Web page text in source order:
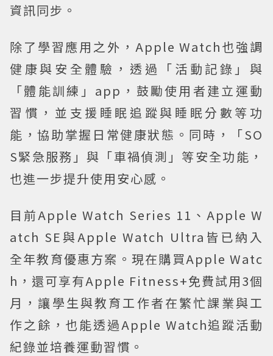
資訊同步。
除了學習應用之外，Apple Watch也強調
健康與安全體驗，透過「活動記錄」與
「體能訓練」app，鼓勵使用者建立運動
習慣，並支援睡眠追蹤與睡眠分數等功
能，協助掌握日常健康狀態。同時，「SO
S緊急服務」與「車禍偵測」等安全功能，
也進一步提升使用安心感。
目前Apple Watch Series 11、Apple W
atch SE與Apple Watch Ultra皆已納入
全年教育優惠方案。現在購買Apple Watc
h，還可享有Apple Fitness+免費試用3個
月，讓學生與教育工作者在繁忙課業與工
作之餘，也能透過Apple Watch追蹤活動
紀錄並培養運動習慣。